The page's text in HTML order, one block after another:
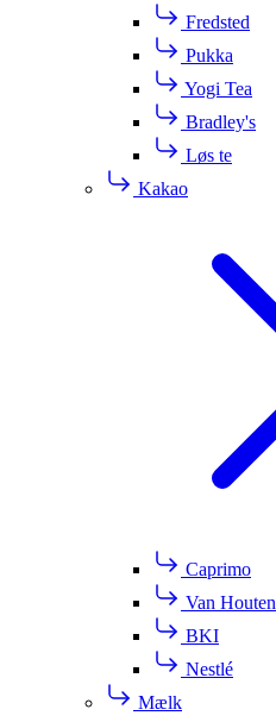
Fredsted
Pukka
Yogi Tea
Bradley's
Løs te
Kakao
Caprimo
Van Houten
BKI
Nestlé
Mælk